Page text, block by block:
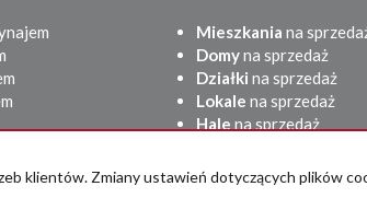
Mieszkania na
Domyna sprzedaż
Działki na sprzedaż
Lokale na sprzedaż
Hale na sprzedaż
adresowo.pl
klientów. Zmiany ustawień dotyczących plików